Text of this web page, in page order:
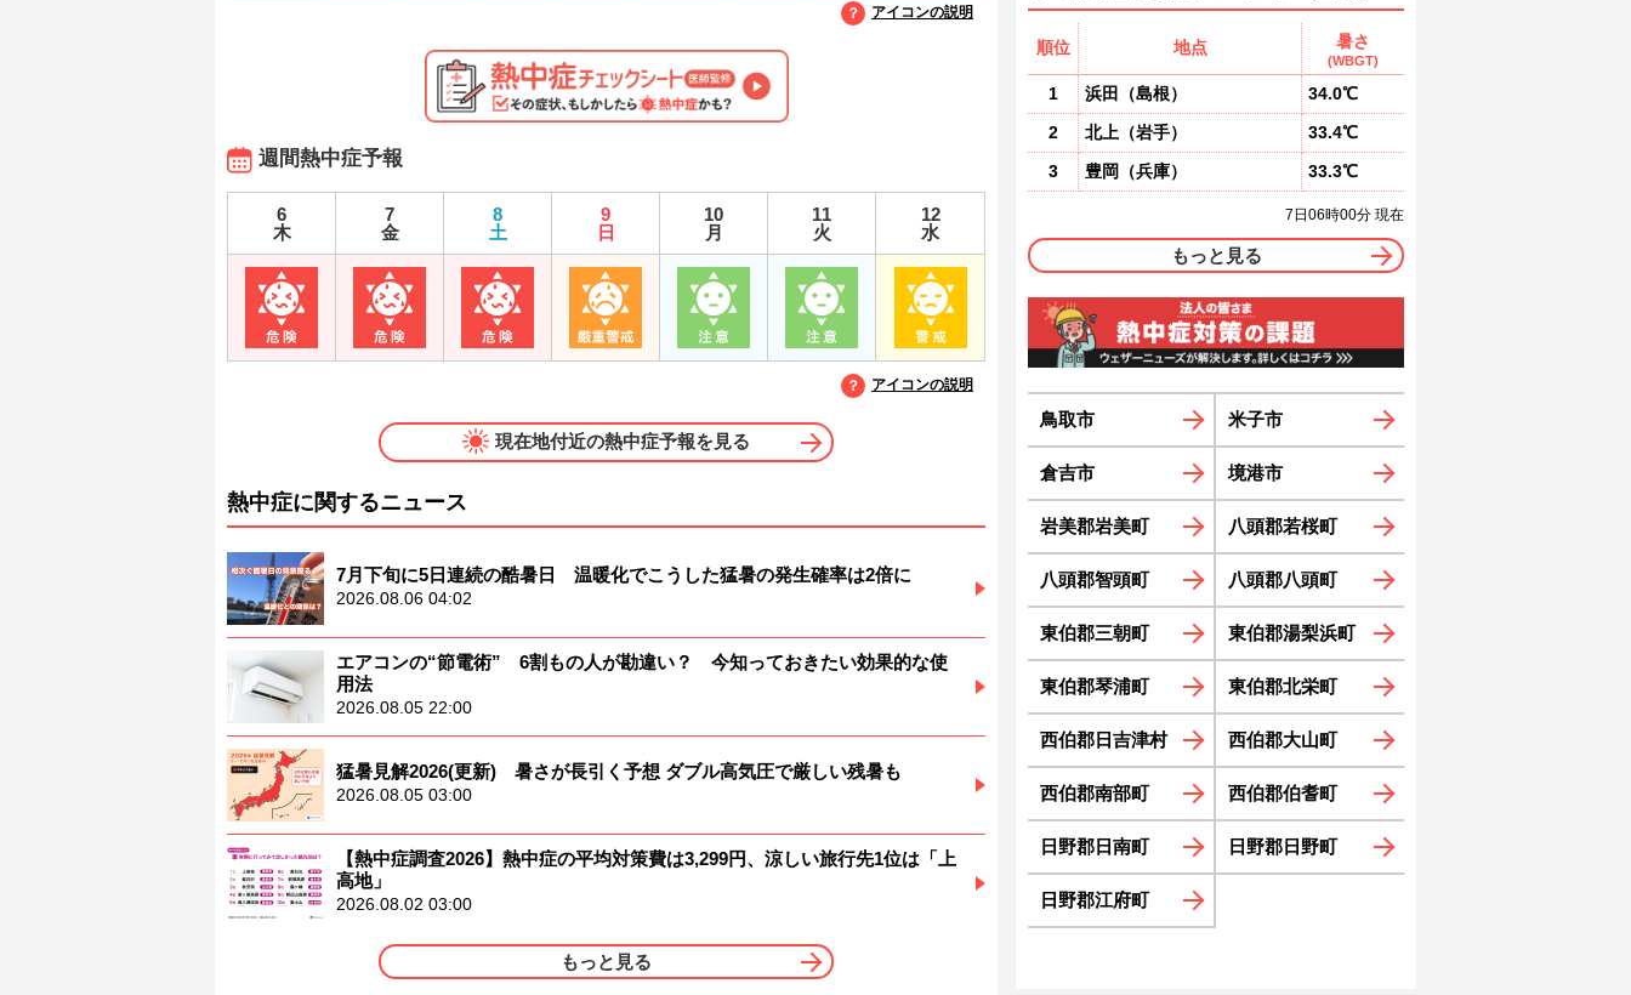
アイコンの説明
週間熱中症予報
6
木
7
金
8
土
9
日
10
月
11
火
12
水
アイコンの説明
現在地付近の熱中症予報を見る
熱中症に関するニュース
7月下旬に5日連続の酷暑日 温暖化でこうした猛暑の発生確率は2倍に
2026.08.06 04:02
エアコンの“節電術” 6割もの人が勘違い？ 今知っておきたい効果的な使
用法
2026.08.05 22:00
猛暑見解2026(更新) 暑さが長引く予想 ダブル高気圧で厳しい残暑も
2026.08.05 03:00
【熱中症調査2026】熱中症の平均対策費は3,299円、涼しい旅行先1位は「上
高地」
2026.08.02 03:00
もっと見る
順位 地点 暑さ
(WBGT)
1 浜田 （島根）
34.0℃
2
北上 （岩手）
33.4℃
3
豊岡 （兵庫） 33.3℃
7日06時00分 現在
もっと見る
鳥取市 米子市
倉吉市 境港市
岩美郡岩美町 八頭郡若桜町
八頭郡智頭町 八頭郡八頭町
東伯郡三朝町 東伯郡湯梨浜町
東伯郡琴浦町 東伯郡北栄町
西伯郡日吉津村 西伯郡大山町
西伯郡南部町 西伯郡伯耆町
日野郡日南町 日野郡日野町
日野郡江府町